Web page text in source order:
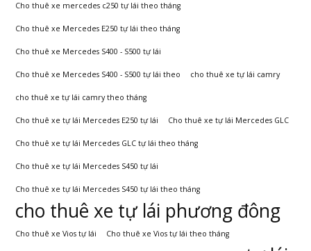
Cho thuê xe mercedes c250 tự lái theo tháng
Cho thuê xe Mercedes E250 tự lái theo tháng
Cho thuê xe Mercedes S400 - S500 tự lái
Cho thuê xe Mercedes S400 - S500 tự lái theo cho thuê xe tự lái camry
cho thuê xe tự lái camry theo tháng
Cho thuê xe tự lái Mercedes E250 tự lái Cho thuê xe tự lái Mercedes GLC
Cho thuê xe tự lái Mercedes GLC tự lái theo tháng
Cho thuê xe tự lái Mercedes S450 tự lái
Cho thuê xe tự lái Mercedes S450 tự lái theo tháng
cho thuê xe tự lái phương đông
Cho thuê xe Vios tự lái Cho thuê xe Vios tự lái theo tháng